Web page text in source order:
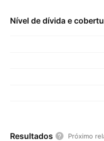
Nível de dívida e
Resultados Próximo